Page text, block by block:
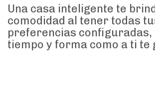
Una casa inteligente te
comodidad al tener todas
preferencias configuradas,
tiempo y forma como a ti te